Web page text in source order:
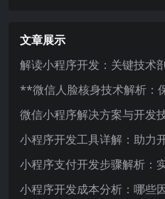
文章展示
解读小程序开发：关键技术
**微信人脸核身技术解析：
微信小程序解决方案与开发
小程序开发工具详解：助力
小程序支付开发步骤解析：
小程序开发成本分析：哪些